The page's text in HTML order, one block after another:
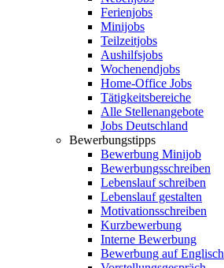
Ferienjobs
Minijobs
Teilzeitjobs
Aushilfsjobs
Wochenendjobs
Home-Office Jobs
Tätigkeitsbereiche
Alle Stellenangebote
Jobs Deutschland
Bewerbungstipps
Bewerbung Minijob
Bewerbungsschreiben
Lebenslauf schreiben
Lebenslauf gestalten
Motivationsschreiben
Kurzbewerbung
Interne Bewerbung
Bewerbung auf Englisch